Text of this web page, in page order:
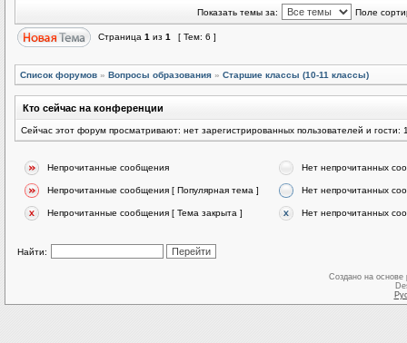
Показать темы за: Поле
Страница 1 из 1 [ Тем: 6 ]
Список форумов » Вопросы образования » Старшие классы (10-11 классы)
Кто сейчас на конференции
Сейчас этот форум просматривают: нет зарегистрированных пользователей и гости:
Непрочитанные сообщения Нет непрочитанных
Непрочитанные сообщения [ Популярная тема ] Нет непрочитанных
Непрочитанные сообщения [ Тема закрыта ] Нет непрочитанных
Найти:
Создано на основе